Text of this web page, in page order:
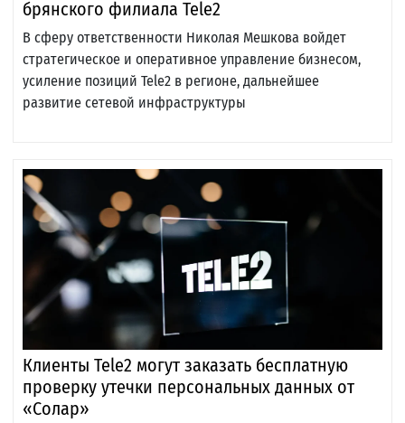
брянского филиала Tele2
В сферу ответственности Николая Мешкова войдет
стратегическое и оперативное управление бизнесом,
усиление позиций Tele2 в регионе, дальнейшее
развитие сетевой инфраструктуры
Клиенты Tele2 могут заказать бесплатную
проверку утечки персональных данных от
«Солар»